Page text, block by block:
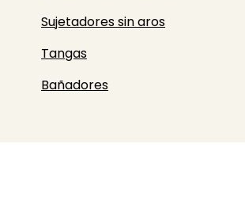
Sujetadores sin aros
Tangas
Bañadores